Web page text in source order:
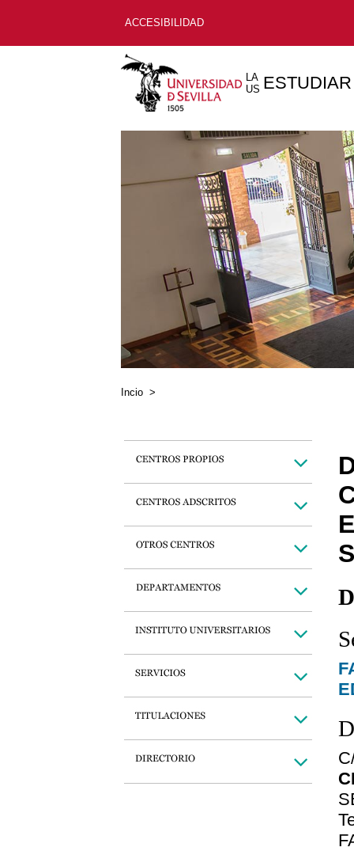
ACCESIBILIDAD
LA
US ESTUDIAR
Incio >